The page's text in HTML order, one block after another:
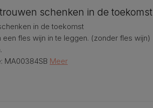
schenken in de toekomst
in de toekomst
een fles wijn in te leggen. (zonder fles wijn)
MA00384SB Meer